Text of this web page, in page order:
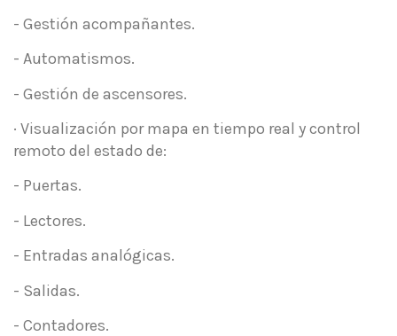
- Gestión acompañantes.
- Automatismos.
- Gestión de ascensores.
· Visualización por mapa en tiempo real y control
remoto del estado de:
- Puertas.
- Lectores.
- Entradas analógicas.
- Salidas.
- Contadores.